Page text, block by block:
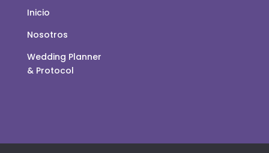
Inicio
Nosotros
Wedding Planner
& Protocol